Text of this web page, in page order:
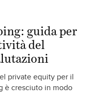
guida per
del
private equity per il
è cresciuto in modo